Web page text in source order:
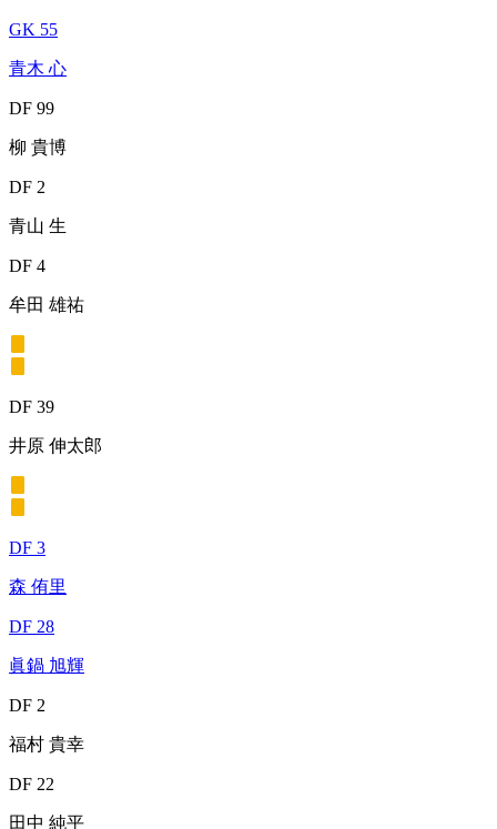
GK 55
青木 心
DF 99
柳 貴博
DF 2
青山 生
DF 4
牟田 雄祐
DF 39
井原 伸太郎
DF 3
森 侑里
DF 28
眞鍋 旭輝
DF 2
福村 貴幸
DF 22
田中 純平